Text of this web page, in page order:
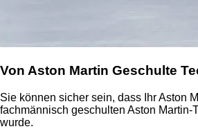
Von Aston Martin Geschulte
Sie können sicher sein, dass Ihr Aston
fachmännisch geschulten Aston Martin-
wurde.